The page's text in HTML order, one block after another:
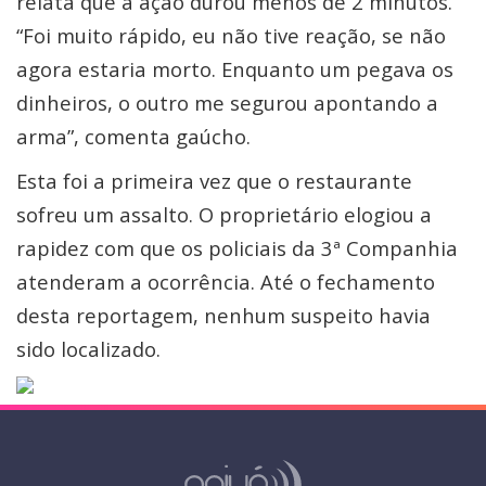
“Foi muito rápido, eu não tive reação, se não
agora estaria morto. Enquanto um pegava os
dinheiros, o outro me segurou apontando a
arma”, comenta gaúcho.
Esta foi a primeira vez que o restaurante
sofreu um assalto. O proprietário elogiou a
rapidez com que os policiais da 3ª Companhia
atenderam a ocorrência. Até o fechamento
desta reportagem, nenhum suspeito havia
sido localizado.